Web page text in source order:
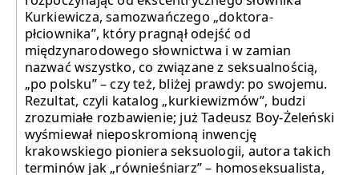
Kurkiewicza, samozwańczego „doktora-
płciownika”, który pragnął odejść od
międzynarodowego słownictwa i w zamian
nazwać wszystko, co związane z seksualnością,
„po polsku” – czy też, bliżej prawdy: po swojemu.
Rezultat, czyli katalog „kurkiewizmów”, budzi
zrozumiałe rozbawienie; już Tadeusz Boy-Żeleński
wyśmiewał nieposkromioną inwencję
krakowskiego pioniera seksuologii, autora takich
terminów jak „równieśniarz” – homoseksualista,